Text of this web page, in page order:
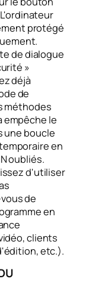
protégé
de dialogue
»
déjà
de
méthodes
empêche le
une boucle
en
oubliés.
d'utiliser
de
en
clients
etc.).